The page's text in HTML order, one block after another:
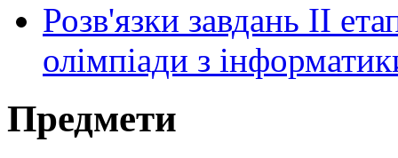
Розв'язки завдань II
олімпіади з
Предмети